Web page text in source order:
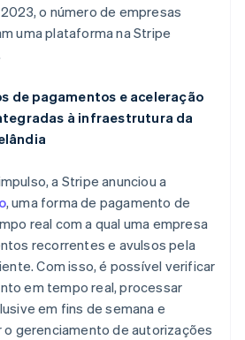
o número de empresas
uma plataforma na Stripe
de pagamentos e aceleração
à infraestrutura da
a Stripe anunciou a
, uma forma de pagamento de
real com a qual uma empresa
recorrentes e avulsos pela
Com isso, é possível verificar
em tempo real, processar
em fins de semana e
o gerenciamento de autorizações